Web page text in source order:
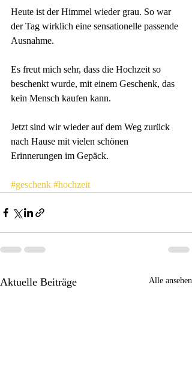
Heute ist der Himmel wieder grau. So war
der Tag wirklich eine sensationelle passende
Ausnahme.
Es freut mich sehr, dass die Hochzeit so
beschenkt wurde, mit einem Geschenk, das
kein Mensch kaufen kann.
Jetzt sind wir wieder auf dem Weg zurück
nach Hause mit vielen schönen
Erinnerungen im Gepäck.
#geschenk #hochzeit
Aktuelle Beiträge Alle ansehen